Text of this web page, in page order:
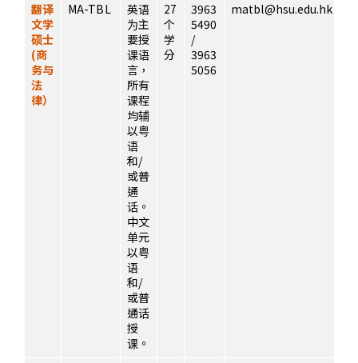
翻译
文学
硕士
(商
务与
法
律）
MA-TBL
英语
为主
要授
课语
言，
所有
课程
均辅
以粤
语
和/
或普
通
话。
中文
单元
以粤
语
和/
或普
通话
授
课。
27
个
学
分
3963
5490
/
3963
5056
matbl@hsu.edu.hk